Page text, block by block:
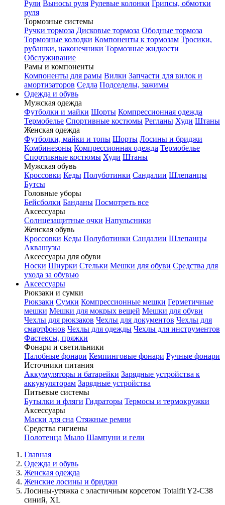
Рули Выносы руля Рулевые колонки Грипсы, обмотки
руля
Тормозные системы
Ручки тормоза Дисковые тормоза Ободные тормоза
Тормозные колодки Компоненты к тормозам Тросики,
рубашки, наконечники Тормозные жидкости
Обслуживание
Рамы и компоненты
Компоненты для рамы Вилки Запчасти для вилок и
амортизаторов Седла Подседелы, зажимы
Одежда и обувь
Мужская одежда
Футболки и майки Шорты Компрессионная одежда
Термобелье Спортивные костюмы Регланы Худи Штаны
Женская одежда
Футболки, майки и топы Шорты Лосины и бриджи
Комбинезоны Компрессионная одежда Термобелье
Спортивные костюмы Худи Штаны
Мужская обувь
Кроссовки Кеды Полуботинки Сандалии Шлепанцы
Бутсы
Головные уборы
Бейсболки Банданы Посмотреть все
Аксессуары
Солнцезащитные очки Напульсники
Женская обувь
Кроссовки Кеды Полуботинки Сандалии Шлепанцы
Аквашузы
Аксессуары для обуви
Носки Шнурки Стельки Мешки для обуви Средства для
ухода за обувью
Аксессуары
Рюкзаки и сумки
Рюкзаки Сумки Компрессионные мешки Герметичные
мешки Мешки для мокрых вещей Мешки для обуви
Чехлы для рюкзаков Чехлы для документов Чехлы для
смартфонов Чехлы для одежды Чехлы для инструментов
Фастексы, пряжки
Фонари и светильники
Налобные фонари Кемпинговые фонари Ручные фонари
Источники питания
Аккумуляторы и батарейки Зарядные устройства к
аккумуляторам Зарядные устройства
Питьевые системы
Бутылки и фляги Гидраторы Термосы и термокружки
Аксессуары
Маски для сна Стяжные ремни
Средства гигиены
Полотенца Мыло Шампуни и гели
Главная
Одежда и обувь
Женская одежда
Женские лосины и бриджи
Лосины-утяжка с эластичным корсетом Totalfit Y2-C38
синий, XL